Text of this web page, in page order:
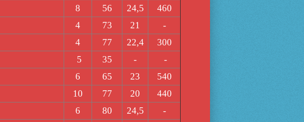
8 56 24,5
460
4 73 21
-
4 77 22,4
300
5 35 -
-
6 65 23
540
10 77 20
440
6 80 24,5
-